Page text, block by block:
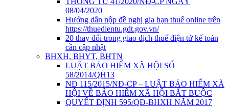
08/04/2020
Hướng dẫn nộp đề nghị gia hạn thuế online trên
https://thuedientu.gdt.gov.vn/
20 thay đổi trong giao dịch thuế điện tử kế toán
cần cập nhật
BHXH, BHYT, BHTN
LUẬT BẢO HIỂM XÃ HỘI SỐ
58/2014/QH13
NĐ 115/2015/NĐ-CP – LUẬT BẢO HIỂM XÃ
HỘI VỀ BẢO HIỂM XÃ HỘI BẮT BUỘC
QUYẾT ĐỊNH 595/QĐ-BHXH NĂM 2017